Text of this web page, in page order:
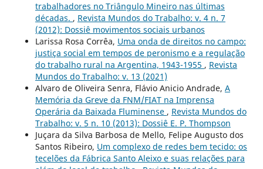
trabalhadores no Triângulo Mineiro nas últimas
décadas. , Revista Mundos do Trabalho: v. 4 n. 7
(2012): Dossiê movimentos sociais urbanos
Larissa Rosa Corrêa, Uma onda de direitos no campo:
justiça social em tempos de peronismo e a regulação
do trabalho rural na Argentina, 1943-1955 , Revista
Mundos do Trabalho: v. 13 (2021)
Alvaro de Oliveira Senra, Flávio Anicio Andrade, A
Memória da Greve da FNM/FIAT na Imprensa
Operária da Baixada Fluminense , Revista Mundos do
Trabalho: v. 5 n. 10 (2013): Dossiê E. P. Thompson
Juçara da Silva Barbosa de Mello, Felipe Augusto dos
Santos Ribeiro, Um complexo de redes bem tecido: os
tecelões da Fábrica Santo Aleixo e suas relações para